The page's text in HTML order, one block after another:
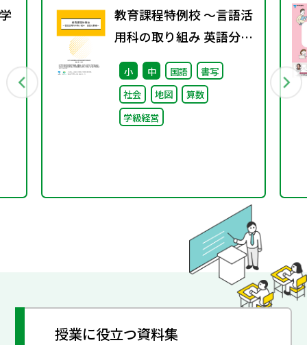
教育課程特例校 ～言語活
用科の取り組み 英語分野
編～
小 中 国語
書写
社会
地図
算数
学級経営
授業に役立つ資料集